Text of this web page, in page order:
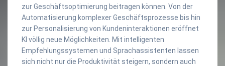
zur Geschäftsoptimierung beitragen können. Von der
Automatisierung komplexer Geschäftsprozesse bis hin
zur Personalisierung von Kundeninteraktionen eröffnet
KI völlig neue Möglichkeiten. Mit intelligenten
Empfehlungssystemen und Sprachassistenten lassen
sich nicht nur die Produktivität steigern, sondern auch